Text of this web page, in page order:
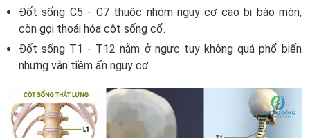
Đốt sống C5 - C7 thuộc nhóm nguy cơ cao bị bào mòn,
còn gọi thoái hóa cột sống cổ.
Đốt sống T1 - T12 nằm ở ngực tuy không quá phổ biến
nhưng vẫn tiềm ẩn nguy cơ.